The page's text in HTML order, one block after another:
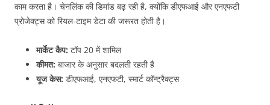
काम करता है। चेनलिंक की डिमांड बढ़ रही है, क्योंकि डीएफआई और एनएफटी
प्रोजेक्ट्स को रियल-टाइम डेटा की जरूरत होती है।
मार्केट कैप: टॉप 20 में शामिल
कीमत: बाजार के अनुसार बदलती रहती है
यूज केस: डीएफआई, एनएफटी, स्मार्ट कॉन्ट्रैक्ट्स